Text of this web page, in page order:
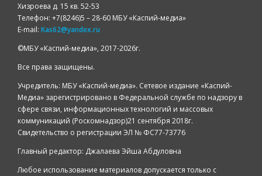
Хизроева д. 15 кв. 52-53
Телефон: +7(8246)5 – 28-60 МБУ «Каспий-медиа»
E-mail: Kas62@yandex.ru
©️МБУ «Каспий-медиа», 2017-2026г.
Все права защищены.
Учредитель: МБУ «Каспий-медиа». Сетевое издание «Каспий-
Медиа» зарегистрировано в Федеральной службе по надзору в
сфере связи, информационных технологий и массовых
коммуникаций (Роскомнадзор)21 сентября 2018г.
Свидетельство о регистрации ЭЛ № ФС77-73776
Главный редактор: Джалаева Эйша Абдуловна
Любое использование материалов допускается только с